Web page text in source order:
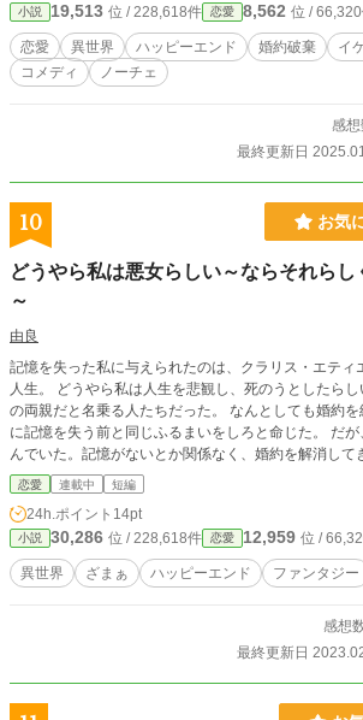
小説 19,513 位 / 228,618件 恋愛 8,562 位 /
恋愛 異世界 ハッピーエンド 婚約破棄 イ
コメディ
ノーチェ
感想
最終更新日
10 お気
どうやら私は悪女らしい～ならそれらし
～
由良
記憶を失った私に与えられたのは、クラリス・エティ
人生。 どうやら私は人生を悲観し、死のうとしたら
の両親だと名乗る人たちだった。 なんとしても婚約
に記憶を失う前と同じふるまいをしろと命じた。 だ
んでいた。記憶がないとか関係なく、婚約を解消して
く、私は悪女らしい。並べられる数々の悪行に心当た
いう義妹は私を見下している。 元の私がどういう人間
見つけたのは―― クラリスの悲哀と苦悩が綴られ
恋愛 連載中 短編
24h.ポイント 14pt
小説 30,286 位 / 228,618件 恋愛 12,959 位 /
異世界 ざまぁ ハッピーエンド ファンタジー
感想
最終更新日